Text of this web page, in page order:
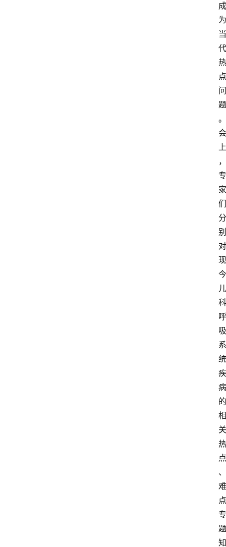
成
为
当
代
热
点
问
题
。
会
上
，
专
家
们
分
别
对
现
今
儿
科
呼
吸
系
统
疾
病
的
相
关
热
点
、
难
点
专
题
知